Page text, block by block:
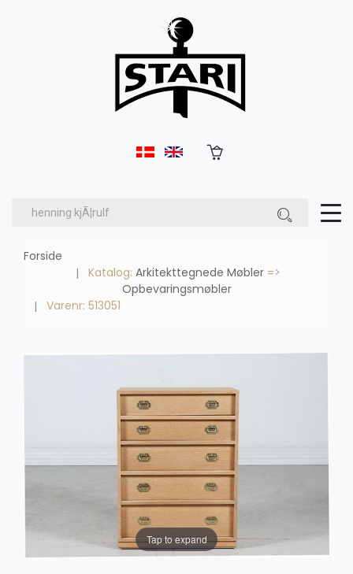
Forside
Katalog: Arkitekttegnede Møbler =>
Opbevaringsmøbler
Varenr: 513051
Tap to expand